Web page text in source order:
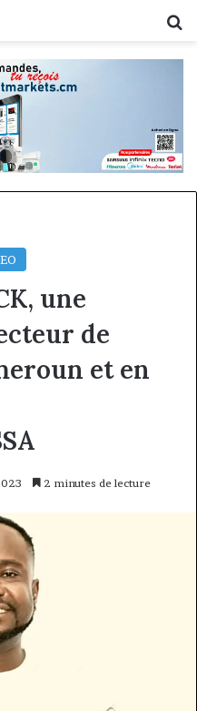
une
de
et en
2 minutes de lecture